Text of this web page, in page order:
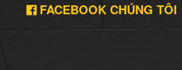
FACEBOOK CHÚNG TÔI